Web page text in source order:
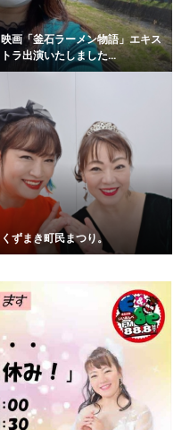
映画「釜石ラーメン物語」エキス
トラ出演いたしました...
くずまき町民まつり。